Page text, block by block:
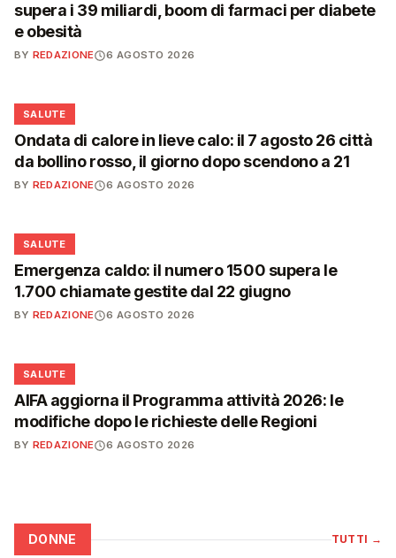
supera i 39 miliardi, boom di farmaci per diabete
e obesità
BY REDAZIONE 6 AGOSTO 2026
❤️
SALUTE
Ondata di calore in lieve calo: il 7 agosto 26 città
da bollino rosso, il giorno dopo scendono a 21
BY REDAZIONE 6 AGOSTO 2026
❤️
SALUTE
Emergenza caldo: il numero 1500 supera le
1.700 chiamate gestite dal 22 giugno
BY REDAZIONE 6 AGOSTO 2026
❤️
SALUTE
AIFA aggiorna il Programma attività 2026: le
modifiche dopo le richieste delle Regioni
BY REDAZIONE 6 AGOSTO 2026
DONNE TUTTI →